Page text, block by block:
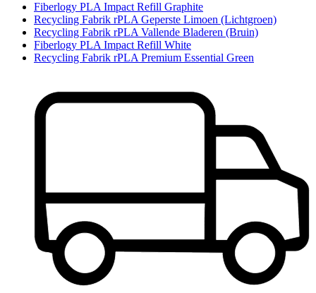
Fiberlogy PLA Impact Refill Graphite
Recycling Fabrik rPLA Geperste Limoen (Lichtgroen)
Recycling Fabrik rPLA Vallende Bladeren (Bruin)
Fiberlogy PLA Impact Refill White
Recycling Fabrik rPLA Premium Essential Green